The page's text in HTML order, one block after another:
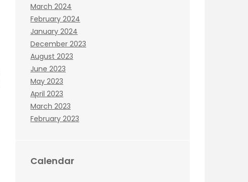
March 2024
February 2024
January 2024
December 2023
August 2023
June 2023
May 2023
April 2023
March 2023
February 2023
Calendar